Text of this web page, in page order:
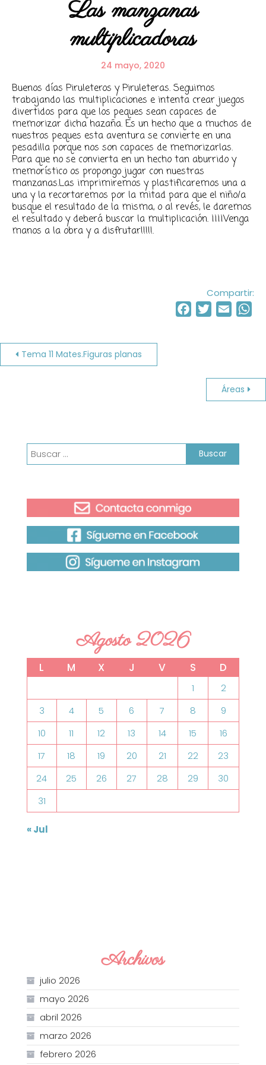
Las manzanas
multiplicadoras
24 mayo, 2020
Buenos días Piruleteros y Piruleteras. Seguimos
trabajando las multiplicaciones e intenta crear juegos
divertidos para que los peques sean capaces de
memorizar dicha hazaña. Es un hecho que a muchos de
nuestros peques esta aventura se convierte en una
pesadilla porque nos son capaces de memorizarlas.
Para que no se convierta en un hecho tan aburrido y
memorístico os propongo jugar con nuestras
manzanas.Las imprimiremos y plastificaremos una a
una y la recortaremos por la mitad para que el niño/a
busque el resultado de la misma, o al revés, le daremos
el resultado y deberá buscar la multiplicación. ¡¡¡¡Venga
manos a la obra y a disfrutar!!!!!.
Compartir:
Facebook
TwitterEmail
Navegación
Tema 11 Mates.Figuras planas
Áreas
Buscar:
Agosto 2026
L M X J V S D
1
2
3
4 5 6 7 8
9
10
11 12 13 14 15
16
17
18 19 20 21 22
23
24
25 26 27 28 29
30
31
« Jul
Archivos
julio 2026
mayo 2026
abril 2026
marzo 2026
febrero 2026